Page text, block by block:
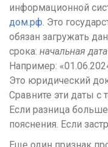
информационной
дом.рф. Это
обязан загружать
срока: начальная
Например:
Это юридический
Сравните эти даты
Если разница
пояснения. Если